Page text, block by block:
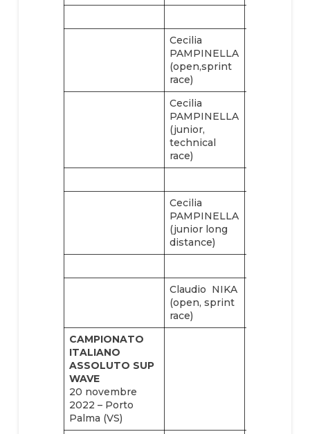
Cecilia
PAMPINELLA
(open,sprint
race)
Cecilia
PAMPINELLA
(junior,
technical
race)
Cecilia
PAMPINELLA
(junior long
distance)
Claudio NIKA
(open, sprint
race)
CAMPIONATO
ITALIANO
ASSOLUTO SUP
WAVE
20 novembre
2022 – Porto
Palma (VS)